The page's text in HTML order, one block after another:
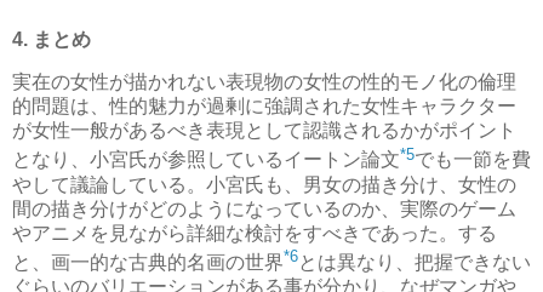
4. まとめ
実在の女性が描かれない表現物の女性の性的モノ化の倫理
的問題は、性的魅力が過剰に強調された女性キャラクター
が女性一般があるべき表現として認識されるかがポイント
となり、小宮氏が参照しているイートン論文*5でも一節を費
やして議論している。小宮氏も、男女の描き分け、女性の
間の描き分けがどのようになっているのか、実際のゲーム
やアニメを見ながら詳細な検討をすべきであった。する
と、画一的な古典的名画の世界*6 とは異なり、把握できない
ぐらいのバリエーションがある事が分かり、なぜマンガや